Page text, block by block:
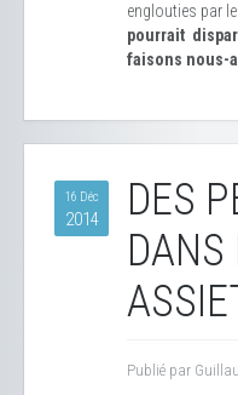
englouties par
pourrait
faisons nous-
16 Déc
2014
DES
DANS
Publié par